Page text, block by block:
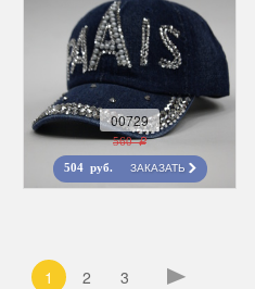
00729
560 r
504 руб. ЗАКАЗАТЬ
1 2 3